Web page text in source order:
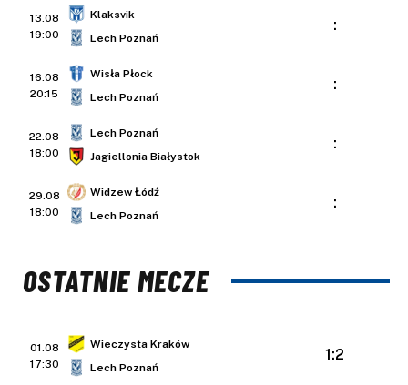
13.08
19:00
Klaksvik
Lech Poznań
:
16.08
20:15
Wisła Płock
Lech Poznań
:
22.08
18:00
Lech Poznań
Jagiellonia Białystok
:
29.08
18:00
Widzew Łódź
Lech Poznań
:
OSTATNIE MECZE
01.08
17:30
Wieczysta Kraków
Lech Poznań
1:2